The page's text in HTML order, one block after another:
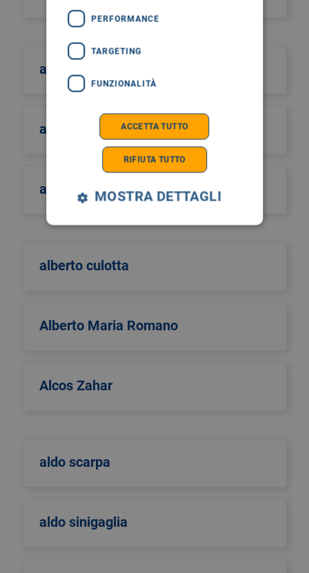
albano
albero della vita
alberto castiglione
alberto culotta
Alberto Maria Romano
Alcos Zahar
aldo scarpa
aldo sinigaglia
PERFORMANCE
TARGETING
FUNZIONALITÀ
ACCETTA TUTTO
RIFIUTA TUTTO
MOSTRA DETTAGLI